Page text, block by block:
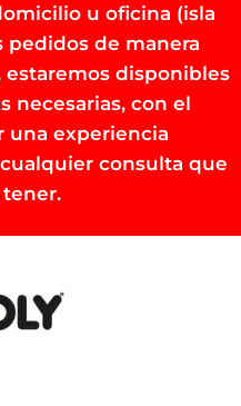
u oficina (isla
pedidos de manera
estaremos disponibles
necesarias, con el
una experiencia
consulta que